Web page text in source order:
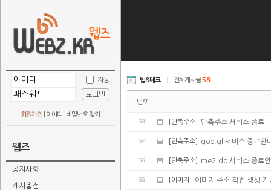
자동
회원가입 아이디 · 비밀번호 찾기
웹즈
공지사항
캐시충전
팁&테크 전체게시물58
번호
58 [단축주소] 단축주소 서비스 종료
57 [단축주소] goo.gl 서비스 종료안
56 [단축주소] me2.do 서비스 종료
55 [이미지] 이미지 주소 직접 생성 기